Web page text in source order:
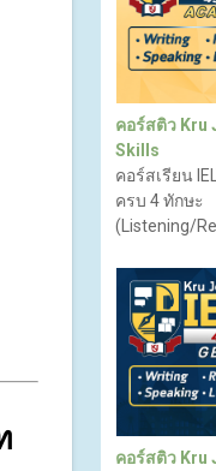
คอร์สติว Kru
Skills
คอร์สเรียน
ครบ 4 ทักษะ
(Listening/
คอร์สติว Kru